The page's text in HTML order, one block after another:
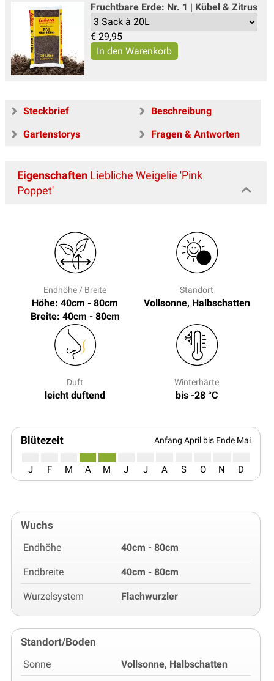
Fruchtbare Erde: Nr. 1 | Kübel & Zitrus
€ 29,95
Steckbrief
Beschreibung
Gartenstorys
Fragen & Antworten
Eigenschaften Liebliche Weigelie 'Pink
Poppet'
Endhöhe / Breite
Höhe: 40cm - 80cm
Breite: 40cm - 80cm
Standort
Vollsonne, Halbschatten
Duft
leicht duftend
Winterhärte
bis -28 °C
Blütezeit Anfang April bis Ende Mai
J F M A M J J A S O N D
Wuchs
Endhöhe 40cm - 80cm
Endbreite 40cm - 80cm
Wurzelsystem Flachwurzler
Standort/Boden
Sonne Vollsonne, Halbschatten